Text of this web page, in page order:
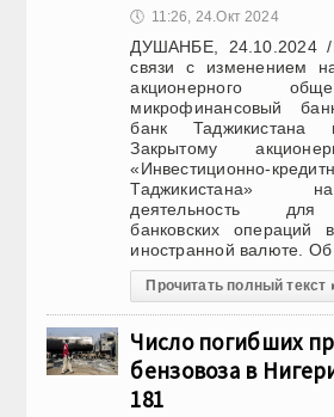
🕔 11:26, 24.Окт 2024
ДУШАНБЕ, 24.10.2024
связи с изменением
акционерного
микрофинансовый
банк Таджикистана
Закрытому
«Инвестиционно-
Таджикистана»
деятельность для
банковских операций
иностранной валюте. Об
Прочитать полный текст
Число погибших
бензовоза в
181